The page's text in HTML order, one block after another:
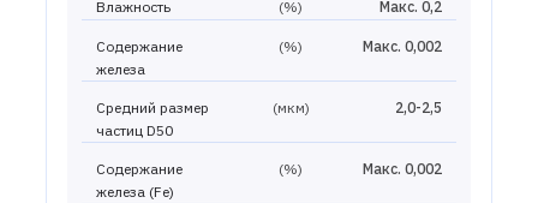
Влажность (%) Макс. 0,2
Содержание
железа
(%) Макс. 0,002
Средний размер
частиц D50
(мкм) 2,0-2,5
Содержание
железа (Fe)
(%) Макс. 0,002